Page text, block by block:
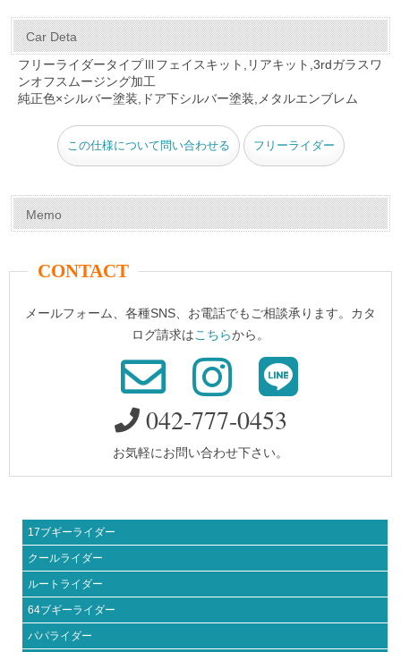
c
e
b
er
e
st
tt
er
m
bl
r
e
ail
Car Deta
フリーライダータイプⅢフェイスキット,リアキット,3rdガラスワ
ンオフスムージング加工
純正色×シルバー塗装,ドア下シルバー塗装,メタルエンブレム
この仕様について問い合わせる フリーライダー
Memo
CONTACT
メールフォーム、各種SNS、お電話でもご相談承ります。カタ
ログ請求はこちらから。
042-777-0453
お気軽にお問い合わせ下さい。
17ブギーライダー
クールライダー
ルートライダー
64ブギーライダー
パパライダー